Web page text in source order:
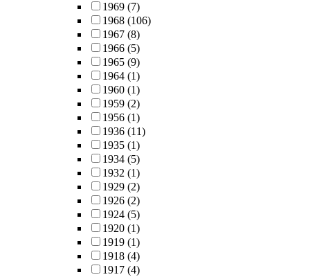
1969 (7)
1968 (106)
1967 (8)
1966 (5)
1965 (9)
1964 (1)
1960 (1)
1959 (2)
1956 (1)
1936 (11)
1935 (1)
1934 (5)
1932 (1)
1929 (2)
1926 (2)
1924 (5)
1920 (1)
1919 (1)
1918 (4)
1917 (4)